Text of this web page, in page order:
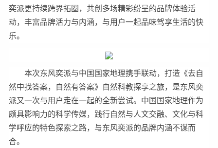
奕派更持续跨界拓圈，共创多场精彩纷呈的品牌体验活
动，丰富品牌活力与内涵，与用户一起品味驾享生活的快
乐。
本次东风奕派与中国国家地理携手联动，打造《去自
然中找答案，自然有答案》自然科教探享之旅，是东风奕
派又一次与用户走在一起的全新尝试。中国国家地理作为
颇具影响力的科学传媒，践行自然与人文交融、文化与科
学呼应的特色探索之路，与东风奕派的品牌内涵不谋而
合。